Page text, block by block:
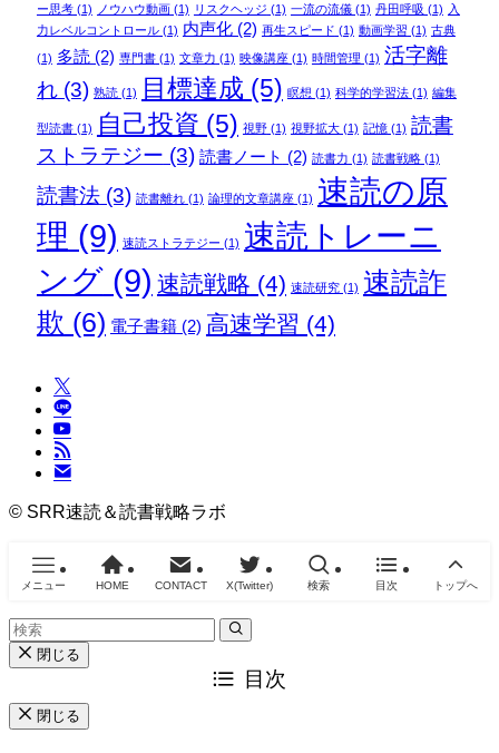
ー思考(1) ノウハウ動画(1) リスクヘッジ (1) 一流の流儀(1) 丹田呼吸 (1) 入
力レベルコントロール(1) 内声化(2) 再生スピード (1) 動画学習 (1) 古典
(1) 多読 (2) 専門書(1) 文章力 (1) 映像講座(1) 時間管理 (1) 活字離
れ(3) 熟読(1) 目標達成 (5) 瞑想 (1) 科学的学習法(1) 編集
型読書(1) 自己投資 (5) 視野(1) 視野拡大(1) 記憶(1) 読書
ストラテジー (3) 読書ノート (2) 読書力 (1) 読書戦略(1)
読書法(3) 読書離れ(1) 論理的文章講座(1) 速読の原
理 (9) 速読ストラテジー (1) 速読トレーニ
ング(9) 速読戦略 (4) 速読研究(1) 速読詐
欺 (6) 電子書籍(2) 高速学習 (4)
© SRR速読＆読書戦略ラボ
メニュー HOME CONTACT X(Twitter) 検索 目次 トップへ
閉じる
目次
閉じる